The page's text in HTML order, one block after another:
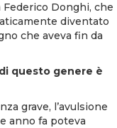
Donghi, che
diventato
che aveva fin da
questo genere è
grave, l’avulsione
anno fa poteva